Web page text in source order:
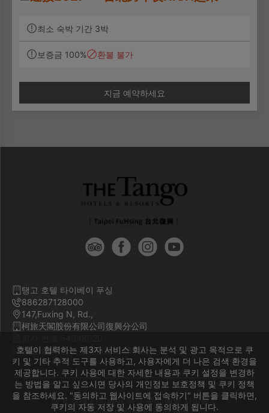
※ 本專案需連續入住3晚(含)以上，訂房頁面各日期
所顯示之房價為3晚住宿總金額，並非單晚房價。
✨專案說明：
免費使用房內MINI BAR
최소 숙박 기간 3박
보증금 100% 환불 불가
지금 예약하세요
호텔이 협력하는 제3자 서비스 회사는 분석 및 광고 목적으로 쿠
키 및 기타 추적 도구를 사용하고, 사용자에게 더 나은 검색 환경을
제공합니다. 쿠키 사용에 대한 자세한 내용과 쿠키 설정을 변경하
는 방법을 알고 싶으시면 당사의 개인정보 보호정책 및 쿠키 정책
을 참조하세요. "동의하고 웹사이트에 접속하기" 버튼을 클릭하면,
쿠키의 자동 저장 및 사용에 동의하게 됩니다.
탱고 호텔 타이베이 푸싱
886287128000
147,Fuxing N, Rd.,
柯旅天閣股份有限公司復興分公司
호텔 등록 번호 臺北市旅館489號
탱고 호텔 타이베이 푸싱 공식 예약 사이트｜